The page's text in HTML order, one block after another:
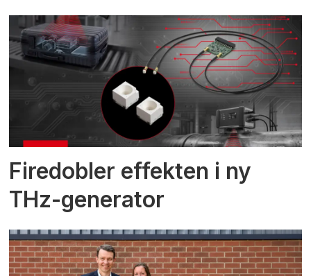
Firedobler effekten i ny
THz-generator